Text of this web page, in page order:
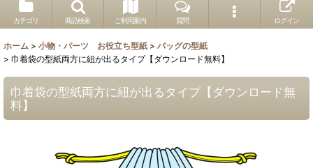
カテゴリ 商品検索 ご利用案内 質問 ログイン
ホーム > 小物・パーツ お役立ち型紙 > バッグの型紙
> 巾着袋の型紙両方に紐が出るタイプ【ダウンロード無料】
巾着袋の型紙両方に紐が出るタイプ【ダウンロード無
料】